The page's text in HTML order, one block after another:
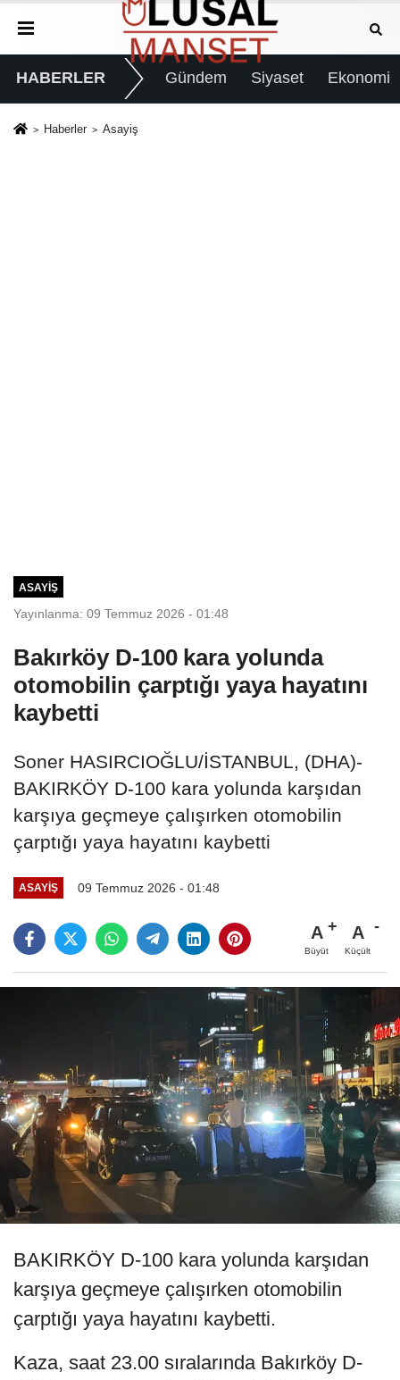
HABERLER Gündem Siyaset Ekonomi
Haberler Asayiş
ASAYIŞ
Yayınlanma: 09 Temmuz 2026 - 01:48
Bakırköy D-100 kara yolunda
otomobilin çarptığı yaya hayatını
kaybetti
Soner HASIRCIOĞLU/İSTANBUL, (DHA)-
BAKIRKÖY D-100 kara yolunda karşıdan
karşıya geçmeye çalışırken otomobilin
çarptığı yaya hayatını kaybetti
ASAYIŞ 09 Temmuz 2026 - 01:48
A
Büyüt
A
Küçült
BAKIRKÖY D-100 kara yolunda karşıdan
karşıya geçmeye çalışırken otomobilin
çarptığı yaya hayatını kaybetti.
Kaza, saat 23.00 sıralarında Bakırköy D-